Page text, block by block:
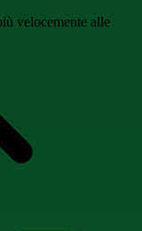
velocemente alle